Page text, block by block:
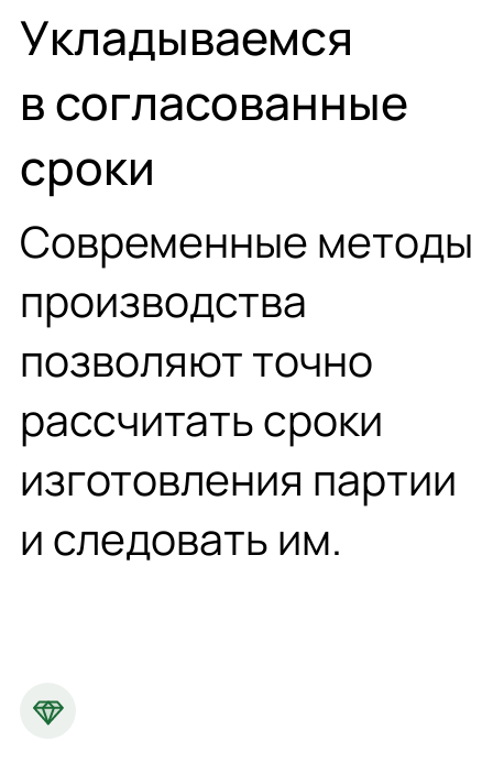
Укладываемся
в согласованные
сроки
Современные методы
производства
позволяют точно
рассчитать сроки
изготовления партии
и следовать им.